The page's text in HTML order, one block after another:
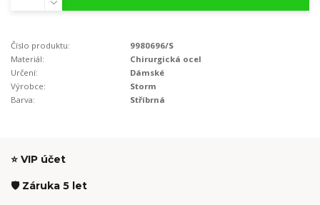
Číslo produktu:
9980696/S
Materiál:
Chirurgická ocel
Určení:
Dámské
Výrobce:
Storm
Barva:
Stříbrná
⭐ VIP účet
🛡️ Záruka 5 let